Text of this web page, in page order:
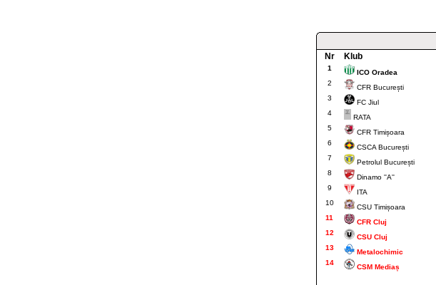
Nr
Klub
1
ICO Oradea
2
CFR București
3
FC Jiul
4
RATA
5
CFR Timișoara
6
CSCA București
7
Petrolul București
8
Dinamo ''A''
9
ITA
10
CSU Timișoara
11
CFR Cluj
12
CSU Cluj
13
Metalochimic
14
CSM Mediaș